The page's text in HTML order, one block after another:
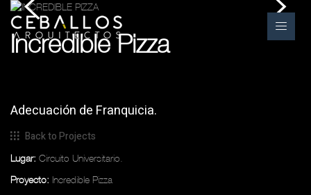
Incredible Pizza
Adecuación de Franquicia.
Back to Projects
Lugar: Circuito Universitario.
Proyecto: Incredible Pizza